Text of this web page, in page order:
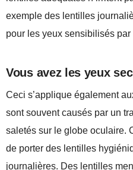
exemple des lentilles
pour les yeux sensibilisés
Vous avez les yeux
Ceci s’applique également
sont souvent causés par un
saletés sur le globe oculaire.
de porter des lentilles
journalières. Des lentilles